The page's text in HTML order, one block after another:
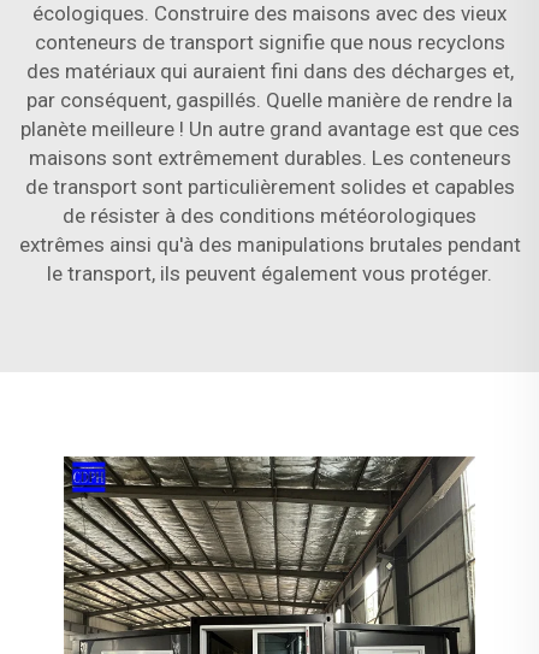
écologiques. Construire des maisons avec des vieux
conteneurs de transport signifie que nous recyclons
des matériaux qui auraient fini dans des décharges et,
par conséquent, gaspillés. Quelle manière de rendre la
planète meilleure ! Un autre grand avantage est que ces
maisons sont extrêmement durables. Les conteneurs
de transport sont particulièrement solides et capables
de résister à des conditions météorologiques
extrêmes ainsi qu'à des manipulations brutales pendant
le transport, ils peuvent également vous protéger.